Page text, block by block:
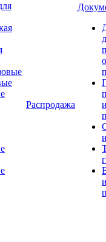
Распродажа